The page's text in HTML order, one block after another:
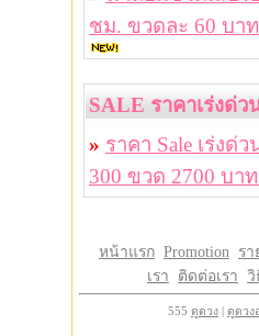
ชม. ขวดละ 60 บา
SALE ราคาเร่งด่
» ราคา Sale เร่ง
300 ขวด 2700 บา
หน้าแรก Promotion ร
เรา
ติดต่อเรา วิ
555 ดูดวง ดูดวง